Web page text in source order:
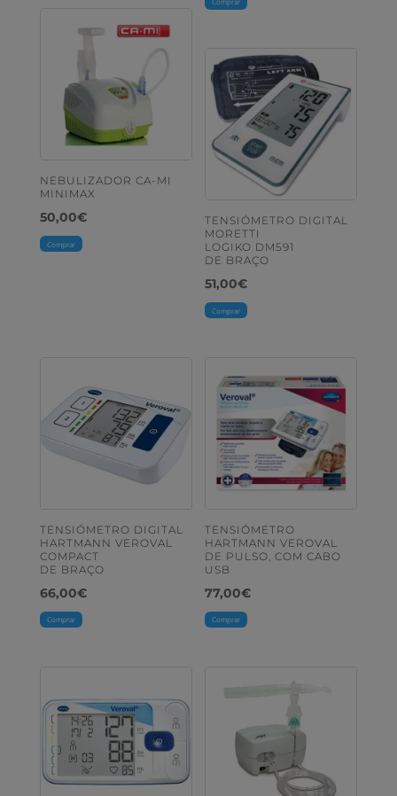
NEBULIZADOR CA-MI
MINIMAX
50,00€
Comprar
TENSIÓMETRO DIGITAL
MORETTI
LOGIKO DM591
DE BRAÇO
51,00€
Comprar
TENSIÓMETRO DIGITAL
HARTMANN VEROVAL
COMPACT
DE BRAÇO
66,00€
Comprar
TENSIÓMETRO
HARTMANN VEROVAL
DE PULSO, COM CABO
USB
77,00€
Comprar